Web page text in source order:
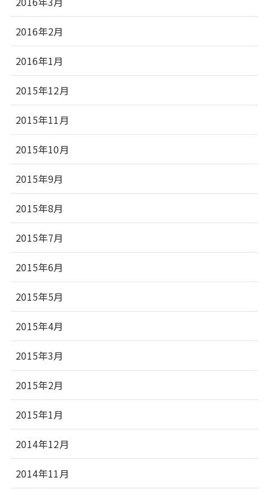
2016年2月
2016年1月
2015年12月
2015年11月
2015年10月
2015年9月
2015年8月
2015年7月
2015年6月
2015年5月
2015年4月
2015年3月
2015年2月
2015年1月
2014年12月
2014年11月